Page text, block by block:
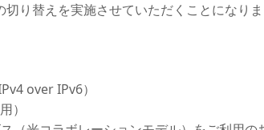
り替えを実施させていただくことになりま
over IPv6）
）